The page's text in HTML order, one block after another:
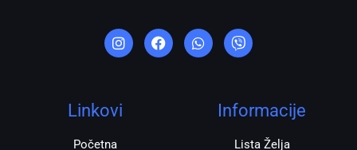
n
s
t
r
a
a
c
e
h
a
t
i
b
e
Linkovi
Početna
Informacije
Lista Želja